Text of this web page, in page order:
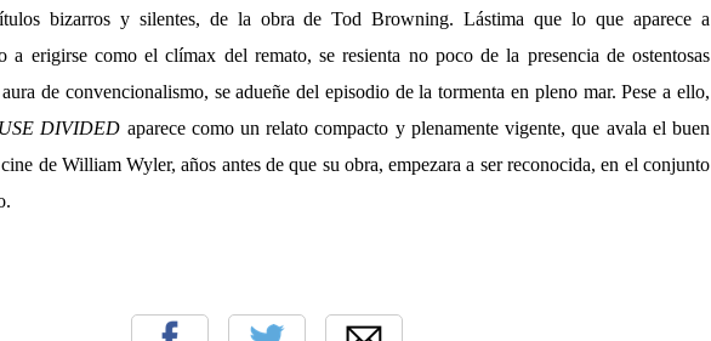
bizarros y silentes, de la obra de Tod Browning. Lástima que lo que aparece a
a erigirse como el clímax del remato, se resienta no poco de la presencia de ostentosas
de convencionalismo, se adueñe del episodio de la tormenta en pleno mar. Pese a ello,
DIVIDED aparece como un relato compacto y plenamente vigente, que avala el buen
de William Wyler, años antes de que su obra, empezara a ser reconocida, en el conjunto